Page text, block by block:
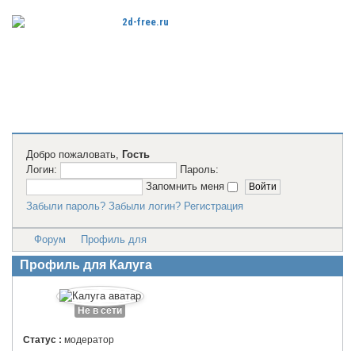
Добро пожаловать, Гость
Логин:
Пароль:
Запомнить меня
Забыли пароль? Забыли логин? Регистрация
Форум Профиль для
Профиль для Калуга
Не в сети
Статус : модератор